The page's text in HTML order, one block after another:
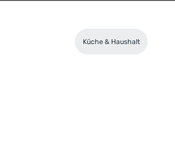
Küche & Haushalt